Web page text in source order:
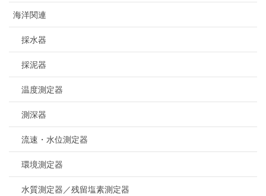
海洋関連
採水器
採泥器
温度測定器
測深器
流速・水位測定器
環境測定器
水質測定器／残留塩素測定器